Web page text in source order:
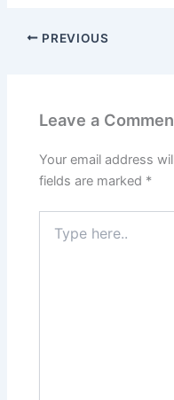
PREVIOUS
Leave a
Your email address
fields are marked *
here..